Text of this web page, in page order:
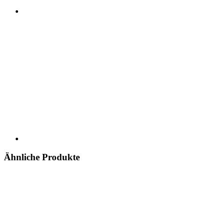
Ähnliche Produkte